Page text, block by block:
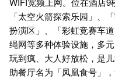
「太空火箭探索乐园」、
扮演区」、「彩虹竞赛车
绳网等多种体验设施，多
玩到疯、大人好放松，是
助餐厅名为「凤凰食号」